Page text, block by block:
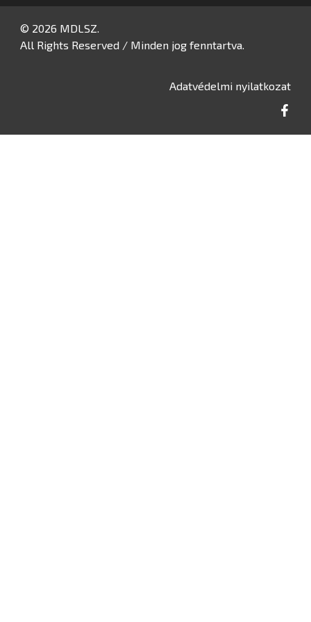
© 2026 MDLSZ.
All Rights Reserved / Minden jog fenntartva.
Adatvédelmi nyilatkozat